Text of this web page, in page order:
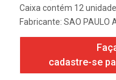
Caixa contém 12
Fabricante: SAO PAULO
cadastre-se